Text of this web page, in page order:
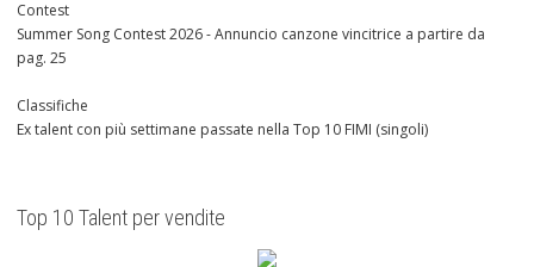
Contest
Summer Song Contest 2026 - Annuncio canzone vincitrice a partire da
pag. 25
Classifiche
Ex talent con più settimane passate nella Top 10 FIMI (singoli)
Top 10 Talent per vendite